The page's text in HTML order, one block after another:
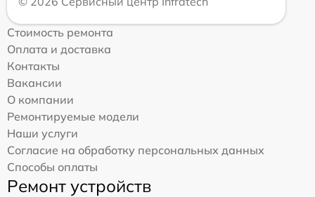
Стоимость ремонта
Оплата и доставка
Контакты
Вакансии
О компании
Ремонтируемые модели
Наши услуги
Согласие на обработку персональных данных
Способы оплаты
Ремонт устройств